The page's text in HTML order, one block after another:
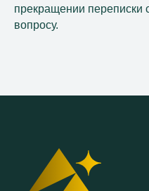
прекращении переписки
вопросу.